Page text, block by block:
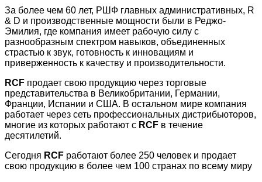
За более чем 60 лет, РШФ главных административных, R
& D и производственные мощности были в Реджо-
Эмилия, где компания имеет рабочую силу с
разнообразным спектром навыков, объединенных
страстью к звук, готовность к инновациям и
приверженность к качеству и производительности.
RCF продает свою продукцию через торговые
представительства в Великобритании, Германии,
Франции, Испании и США. В остальном мире компания
работает через сеть профессиональных дистрибьюторов,
многие из которых работают с RCF в течение
десятилетий.
Сегодня RCF работают более 250 человек и продает
свою продукцию в более чем 100 странах по всему миру